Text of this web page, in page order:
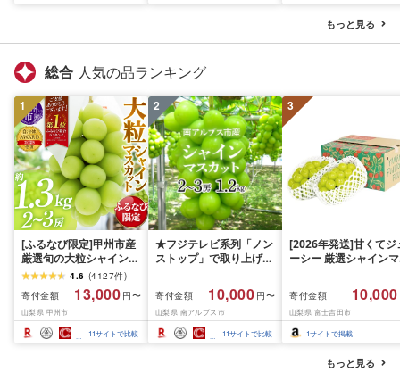
もっと見る
総合 人気の品ランキング
1
[ふるなび限定]甲州市産
厳選旬の大粒シャインマ
スカット 約1.3kg 2〜3
房[2026年発送]
(MG)B12-472 FN-
Limited-VO シャインマ
スカット フルーツ
4.6 (4127件)
寄付金額
13,000 円〜
山梨県 甲州市
11サイトで比較
2
★フジテレビ系列「ノン
ストップ」で取り上げら
先行予約]南アルプス市
産シャインマスカット
1.2kg以上(2〜3房)ふる
さと納税 おすすめ 山梨
県 南アルプス市 送料無
寄付金額 10,000 円〜
山梨県 南アルプス市
11サイトで比較
3
[2026年発送]甘くてジ
ーシー 厳選シャインマ
月前半(1〜15日)から
月下旬までの発送) フ
ーツ ぶどう 果物 山梨
産 2026 旬 大粒 高級
寄付金額 10,000
山梨県 富士吉田市
1サイトで掲載
もっと見る